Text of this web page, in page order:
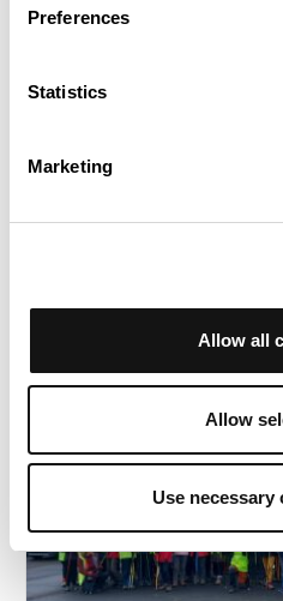
Preferences
Statistics
Marketing
Allow all
Allow
Use necessary
25 km grande marche
Cesny-aux-Vignes
J joeltherain